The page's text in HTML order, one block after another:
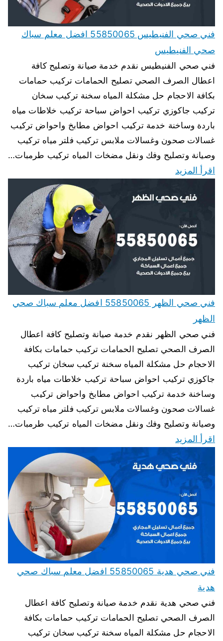
فني صحي الفنيطيس 55850065 افضل معلم سباك
صحي الفنيطيس
فني صحي الفنيطيس نقدم خدمة صيانة وتصليح كافة
اعطال الصرف الصحي تصليح الحمامات تركيب حمامات
بكافة الاحجام حل مشكلة المياه سخنة تركيب سخان
تركيب جاكوزي تركيب احواض سباحة تركيب خلاطات مياه
باردة وساخنة خدمة تركيب احواض مطابخ واحواض تركيب
غسالات صحون وغسالات ملابس تركيب فلتر مياه تركيب
وصيانة وتصليح وفك ونقل مضخات المياه تركيب طرمبات…
اقرأ المزيد
فني صحي الظهر 55850065 افضل معلم سباك صحي
الظهر
فني صحي الظهر نقدم خدمة صيانة وتصليح كافة اعطال
الصرف الصحي تصليح الحمامات تركيب حمامات بكافة
الاحجام حل مشكلة المياه سخنة تركيب سخان تركيب
جاكوزي تركيب احواض سباحة تركيب خلاطات مياه باردة
وساخنة خدمة تركيب احواض مطابخ واحواض تركيب
غسالات صحون وغسالات ملابس تركيب فلتر مياه تركيب
وصيانة وتصليح وفك ونقل مضخات المياه تركيب طرمبات…
اقرأ المزيد
فني صحي هدية 55850065 افضل معلم سباك صحي
هدية
فني صحي هدية نقدم خدمة صيانة وتصليح كافة اعطال
الصرف الصحي تصليح الحمامات تركيب حمامات بكافة
الاحجام حل مشكلة المياه سخنة تركيب سخان تركيب